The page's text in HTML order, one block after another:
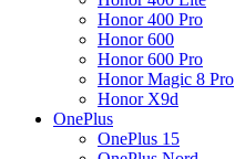
Honor 400 Pro
Honor 600
Honor 600 Pro
Honor Magic 8 Pro
Honor X9d
OnePlus
OnePlus 15